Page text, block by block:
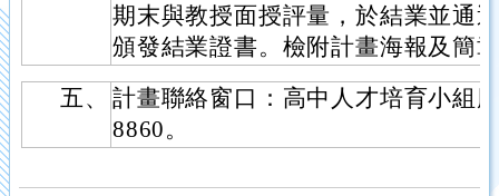
期末與教授面授評量，於結業並通
頒發結業證書。檢附計畫海報及簡
五、
計畫聯絡窗口：高中人才培育小組
8860。